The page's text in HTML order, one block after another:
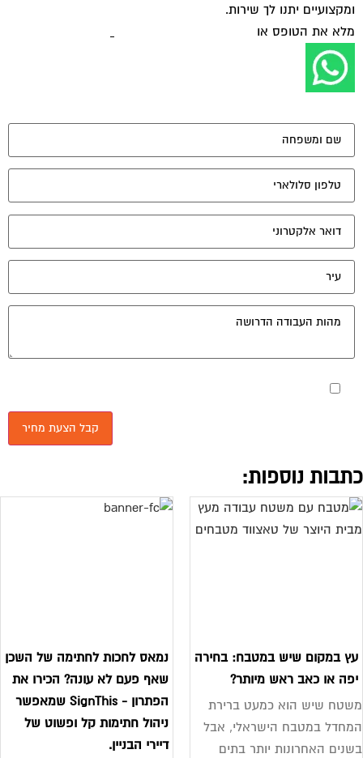
ומקצועיים יתנו לך שירות.
מלא את הטופס אולחץ לשליחת הודעת ווצאפ
מאשר את תנאי הפרטיות
נוספות:
במקום שיש במטבח: בחירה
או כאב ראש מיותר?
שיש הוא כמעט ברירת
במטבח הישראלי, אבל
האחרונות יותר בתים
נמאס לחכות לחתימה של השכן
שאף פעם לא עונה? הכירו את
הפתרון - SignThis שמאפשר
ניהול חתימות קל ופשוט של
דיירי הבניין.